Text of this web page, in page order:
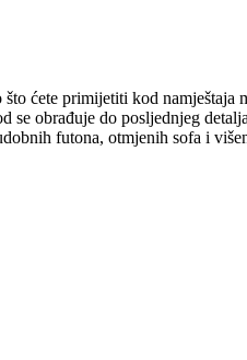
ćete primijetiti kod namještaja
obrađuje do posljednjeg
futona, otmjenih sofa i